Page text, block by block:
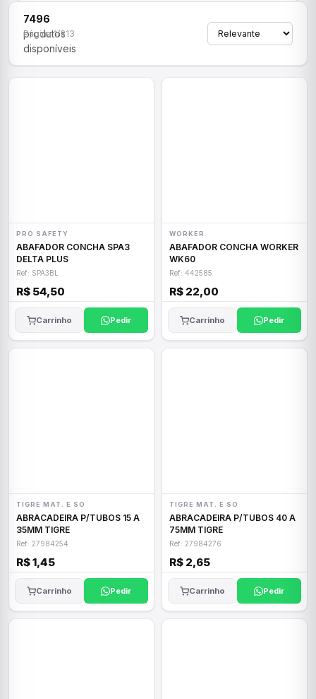
7496
produtos
disponíveis
Página 1/313
PRO SAFETY
ABAFADOR CONCHA SPA3
DELTA PLUS
Ref: SPA3BL
R$ 54,50
Carrinho Pedir
WORKER
ABAFADOR CONCHA WORKER
WK60
Ref: 442585
R$ 22,00
Carrinho Pedir
TIGRE MAT. E SO
ABRACADEIRA P/TUBOS 15 A
35MM TIGRE
Ref: 27984254
R$ 1,45
Carrinho Pedir
TIGRE MAT. E SO
ABRACADEIRA P/TUBOS 40 A
75MM TIGRE
Ref: 27984276
R$ 2,65
Carrinho Pedir